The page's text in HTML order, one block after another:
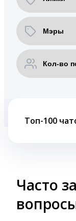
Топ-100
Часто